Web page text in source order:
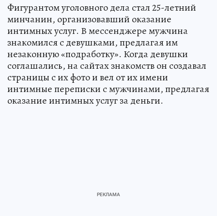
Фигурантом уголовного дела стал 25-летний
минчанин, организовавший оказание
интимных услуг. В мессенджере мужчина
знакомился с девушками, предлагая им
незаконную «подработку». Когда девушки
соглашались, на сайтах знакомств он создавал
страницы с их фото и вел от их имени
интимные переписки с мужчинами, предлагая
оказание интимных услуг за деньги.